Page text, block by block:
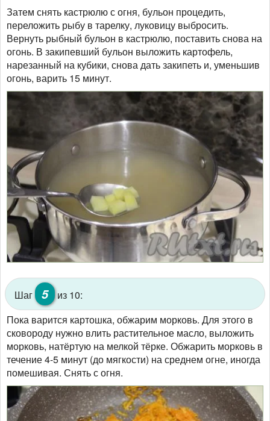
Затем снять кастрюлю с огня, бульон процедить,
переложить рыбу в тарелку, луковицу выбросить.
Вернуть рыбный бульон в кастрюлю, поставить снова на
огонь. В закипевший бульон выложить картофель,
нарезанный на кубики, снова дать закипеть и, уменьшив
огонь, варить 15 минут.
Шаг 5
из 10:
Пока варится картошка, обжарим морковь. Для этого в
сковороду нужно влить растительное масло, выложить
морковь, натёртую на мелкой тёрке. Обжарить морковь в
течение 4-5 минут (до мягкости) на среднем огне, иногда
помешивая. Снять с огня.